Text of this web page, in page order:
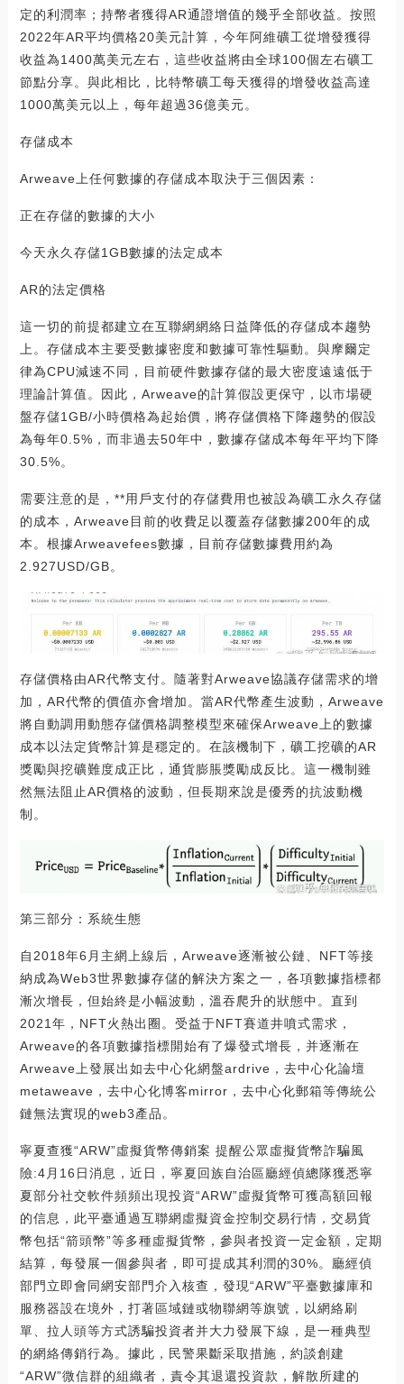
定的利潤率；持幣者獲得AR通證增值的幾乎全部收益。按照
2022年AR平均價格20美元計算，今年阿維礦工從增發獲得
收益為1400萬美元左右，這些收益將由全球100個左右礦工
節點分享。與此相比，比特幣礦工每天獲得的增發收益高達
1000萬美元以上，每年超過36億美元。
存儲成本
Arweave上任何數據的存儲成本取決于三個因素：
正在存儲的數據的大小
今天永久存儲1GB數據的法定成本
AR的法定價格
這一切的前提都建立在互聯網網絡日益降低的存儲成本趨勢
上。存儲成本主要受數據密度和數據可靠性驅動。與摩爾定
律為CPU減速不同，目前硬件數據存儲的最大密度遠遠低于
理論計算值。因此，Arweave的計算假設更保守，以市場硬
盤存儲1GB/小時價格為起始價，將存儲價格下降趨勢的假設
為每年0.5%，而非過去50年中，數據存儲成本每年平均下降
30.5%。
需要注意的是，**用戶支付的存儲費用也被設為礦工永久存儲
的成本，Arweave目前的收費足以覆蓋存儲數據200年的成
本。根據Arweavefees數據，目前存儲數據費用約為
2.927USD/GB。
存儲價格由AR代幣支付。隨著對Arweave協議存儲需求的增
加，AR代幣的價值亦會增加。當AR代幣產生波動，Arweave
將自動調用動態存儲價格調整模型來確保Arweave上的數據
成本以法定貨幣計算是穩定的。在該機制下，礦工挖礦的AR
獎勵與挖礦難度成正比，通貨膨脹獎勵成反比。這一機制雖
然無法阻止AR價格的波動，但長期來說是優秀的抗波動機
制。
第三部分：系統生態
自2018年6月主網上線后，Arweave逐漸被公鏈、NFT等接
納成為Web3世界數據存儲的解決方案之一，各項數據指標都
漸次增長，但始終是小幅波動，溫吞爬升的狀態中。直到
2021年，NFT火熱出圈。受益于NFT賽道井噴式需求，
Arweave的各項數據指標開始有了爆發式增長，并逐漸在
Arweave上發展出如去中心化網盤ardrive，去中心化論壇
metaweave，去中心化博客mirror，去中心化郵箱等傳統公
鏈無法實現的web3產品。
寧夏查獲“ARW”虛擬貨幣傳銷案 提醒公眾虛擬貨幣詐騙風
險:4月16日消息，近日，寧夏回族自治區廳經偵總隊獲悉寧
夏部分社交軟件頻頻出現投資“ARW”虛擬貨幣可獲高額回報
的信息，此平臺通過互聯網虛擬資金控制交易行情，交易貨
幣包括“箭頭幣”等多種虛擬貨幣，參與者投資一定金額，定期
結算，每發展一個參與者，即可提成其利潤的30%。廳經偵
部門立即會同網安部門介入核查，發現“ARW”平臺數據庫和
服務器設在境外，打著區域鏈或物聯網等旗號，以網絡刷
單、拉人頭等方式誘騙投資者并大力發展下線，是一種典型
的網絡傳銷行為。據此，民警果斷采取措施，約談創建
“ARW”微信群的組織者，責令其退還投資款，解散所建的